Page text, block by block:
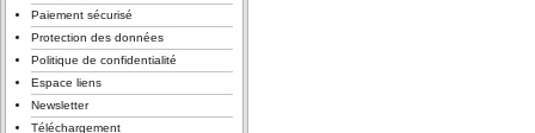
Paiement sécurisé
Protection des données
Politique de confidentialité
Espace liens
Newsletter
Téléchargement